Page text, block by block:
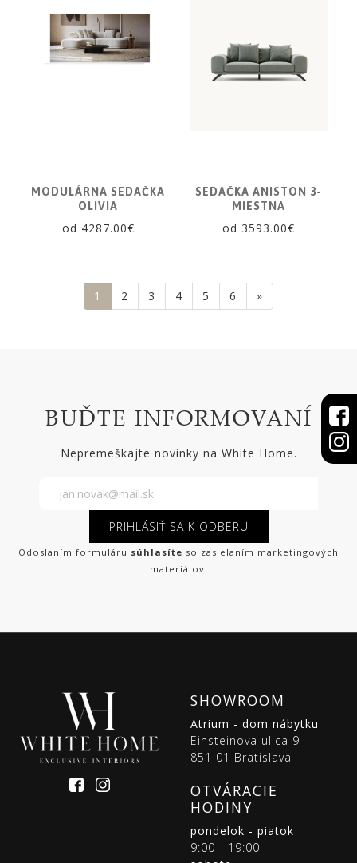
MODULÁRNA SEDAČKA
OLIVIA
od 4287.00€
SEDAČKA ANISTON 3-
MIESTNA
od 3593.00€
1 2 3 4 5 6 »
BUĎTE INFORMOVANÍ
Nepremeškajte novinky na White Home.
PRIHLÁSIŤ SA K ODBERU
Odoslaním formuláru súhlasíte so zasielaním marketingových
materiálov.
SHOWROOM
Atrium - dom nábytku
Einsteinova ulica 9
851 01 Bratislava
OTVÁRACIE
HODINY
pondelok - piatok
9:00 - 19:00